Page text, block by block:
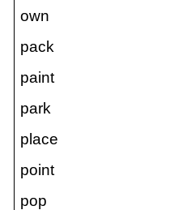
own
pack
paint
park
place
point
pop